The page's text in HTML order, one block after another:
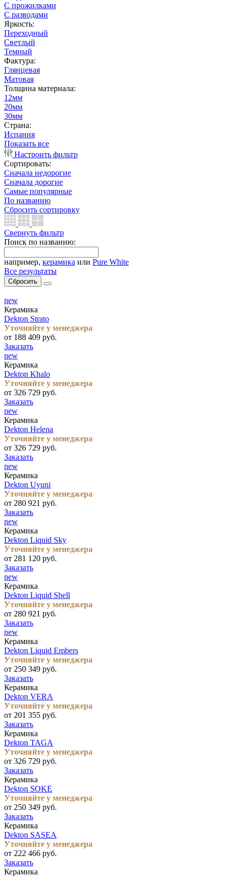
С прожилками
С разводами
Яркость:
Переходный
Светлый
Темный
Фактура:
Глянцевая
Матовая
Толщина материала:
12мм
20мм
30мм
Страна:
Испания
Показать все
Настроить фильтр
Сортировать:
Сначала недорогие
Сначала дорогие
Самые популярные
По названию
Сбросить сортировку
Свернуть фильтр
Поиск по названию:
например, керамика или Pure White
Все результаты
Сбросить
new
Керамика
Dekton Strato
Уточняйте у менеджера
от 188 409 руб.
Заказать
new
Керамика
Dekton Khalo
Уточняйте у менеджера
от 326 729 руб.
Заказать
new
Керамика
Dekton Helena
Уточняйте у менеджера
от 326 729 руб.
Заказать
new
Керамика
Dekton Uyuni
Уточняйте у менеджера
от 280 921 руб.
Заказать
new
Керамика
Dekton Liquid Sky
Уточняйте у менеджера
от 281 120 руб.
Заказать
new
Керамика
Dekton Liquid Shell
Уточняйте у менеджера
от 280 921 руб.
Заказать
new
Керамика
Dekton Liquid Embers
Уточняйте у менеджера
от 250 349 руб.
Заказать
Керамика
Dekton VERA
Уточняйте у менеджера
от 201 355 руб.
Заказать
Керамика
Dekton TAGA
Уточняйте у менеджера
от 326 729 руб.
Заказать
Керамика
Dekton SOKE
Уточняйте у менеджера
от 250 349 руб.
Заказать
Керамика
Dekton SASEA
Уточняйте у менеджера
от 222 466 руб.
Заказать
Керамика